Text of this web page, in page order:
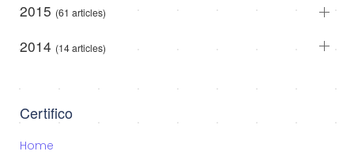
2015 (61 articles)
2014 (14 articles)
Certifico
Home